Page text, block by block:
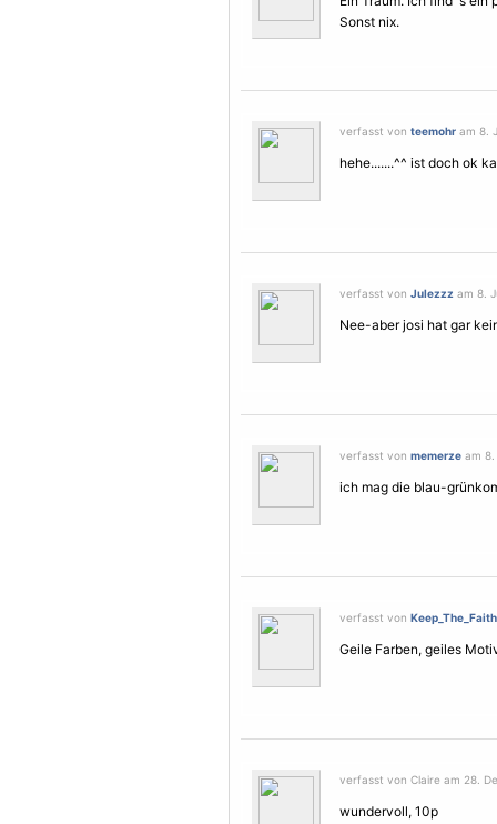
Sonst nix.
verfasst von teemohr am 8.
hehe.......^^ ist doch ok
verfasst von Julezzz am 8.
Nee-aber josi hat gar
verfasst von memerze am 8.
ich mag die blau-
verfasst von Keep_The_Faith
Geile Farben, geiles
verfasst von Claire am 28.
wundervoll, 10p